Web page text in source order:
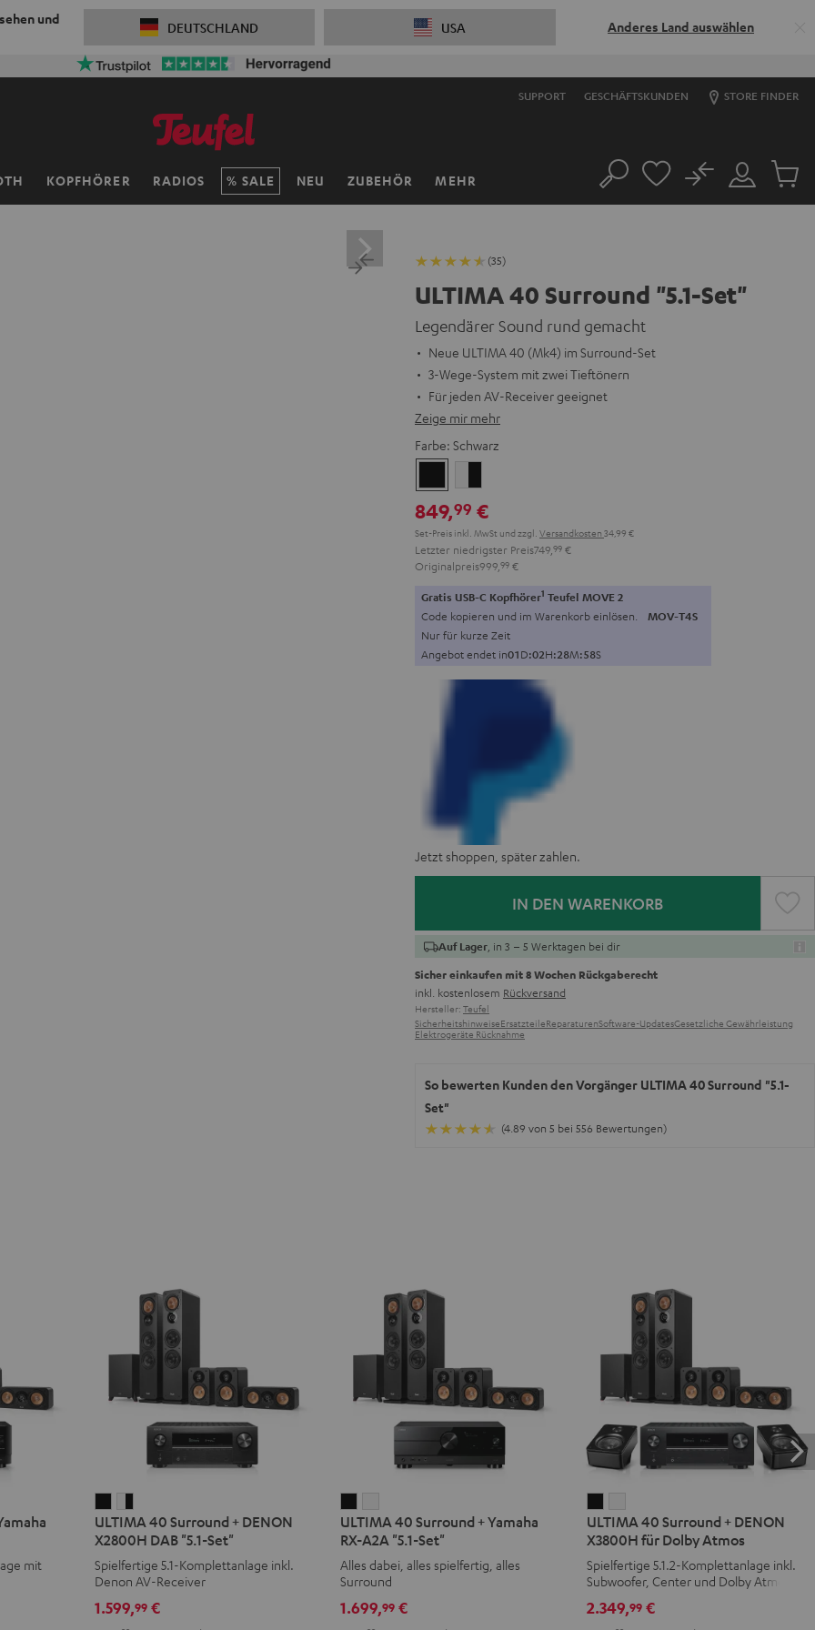
und
DEUTSCHLAND USA Anderes Land auswählen
SUPPORT GESCHÄFTSKUNDEN STORE FINDER
KOPFHÖRER RADIOS SALE NEU ZUBEHÖR MEHR Suche
Mein
Konto
No
Artikel
(35)
ULTIMA 40 Surround "5.1-Set"
Legendärer Sound rund gemacht
Neue ULTIMA 40 (Mk4) im Surround-Set
3-Wege-System mit zwei Tieftönern
Für jeden AV-Receiver geeignet
Zeige mir mehr
Farbe: Schwarz
Schwarz
849,99 €
Set-Preis inkl. MwSt und zzgl. Versandkosten 34,99 €
Letzter niedrigster Preis749, 99 €
Originalpreis999, 99 €
Gratis USB-C Kopfhörer1 Teufel MOVE 2
Code kopieren und im Warenkorb einlösen. MOV-T4S
Nur für kurze Zeit
Angebot endet in01D:02H:28M:56S
Jetzt shoppen, später zahlen.
IN DEN WARENKORB
Auf Lager , in 3 – 5 Werktagen bei dir
Sicher einkaufen mit 8 Wochen Rückgaberecht
inkl. kostenlosem Rückversand
Hersteller: Teufel
SicherheitshinweiseErsatzteileReparaturenSoftware-UpdatesGesetzliche Gewährleistung
Elektrogeräte Rücknahme
So bewerten Kunden den Vorgänger ULTIMA 40 Surround "5.1-
Set"
(4.89 von 5 bei 556 Bewertungen)
mit
40
Surround
+
DENON
X2800H
40
Surround
+
DENON
X2800H
ULTIMA 40 Surround + DENON
X2800H DAB "5.1-Set"
Spielfertige 5.1-Komplettanlage inkl.
Denon AV-Receiver
1.599,99€
40
Surround
+
Yamaha
RX-
40
Surround
+
Yamaha
RX-
ULTIMA 40 Surround + Yamaha
RX-A2A "5.1-Set"
Alles dabei, alles spielfertig, alles
Surround
1.699,99 €
40
Surround
+
DENON
X3800H
40
Surround
+
DENON
X3800H
ULTIMA 40 Surround + DENON
X3800H für Dolby Atmos
Spielfertige 5.1.2-Komplettanlage inkl.
Subwoofer, Center und Dolby Atmos
2.349,99 €